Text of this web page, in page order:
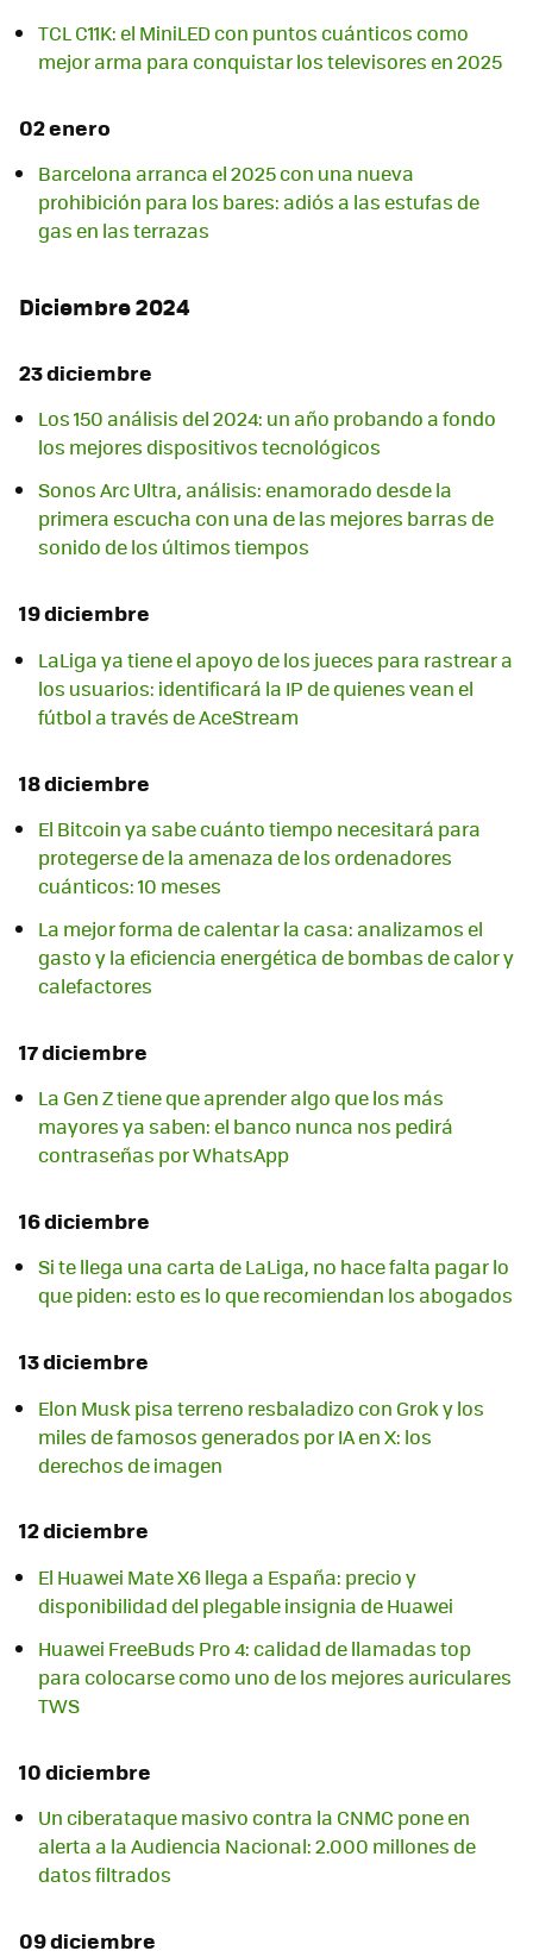
TCL C11K: el MiniLED con puntos cuánticos como
mejor arma para conquistar los televisores en 2025
02 enero
Barcelona arranca el 2025 con una nueva
prohibición para los bares: adiós a las estufas de
gas en las terrazas
Diciembre 2024
23 diciembre
Los 150 análisis del 2024: un año probando a fondo
los mejores dispositivos tecnológicos
Sonos Arc Ultra, análisis: enamorado desde la
primera escucha con una de las mejores barras de
sonido de los últimos tiempos
19 diciembre
LaLiga ya tiene el apoyo de los jueces para rastrear a
los usuarios: identificará la IP de quienes vean el
fútbol a través de AceStream
18 diciembre
El Bitcoin ya sabe cuánto tiempo necesitará para
protegerse de la amenaza de los ordenadores
cuánticos: 10 meses
La mejor forma de calentar la casa: analizamos el
gasto y la eficiencia energética de bombas de calor y
calefactores
17 diciembre
La Gen Z tiene que aprender algo que los más
mayores ya saben: el banco nunca nos pedirá
contraseñas por WhatsApp
16 diciembre
Si te llega una carta de LaLiga, no hace falta pagar lo
que piden: esto es lo que recomiendan los abogados
13 diciembre
Elon Musk pisa terreno resbaladizo con Grok y los
miles de famosos generados por IA en X: los
derechos de imagen
12 diciembre
El Huawei Mate X6 llega a España: precio y
disponibilidad del plegable insignia de Huawei
Huawei FreeBuds Pro 4: calidad de llamadas top
para colocarse como uno de los mejores auriculares
TWS
10 diciembre
Un ciberataque masivo contra la CNMC pone en
alerta a la Audiencia Nacional: 2.000 millones de
datos filtrados
09 diciembre